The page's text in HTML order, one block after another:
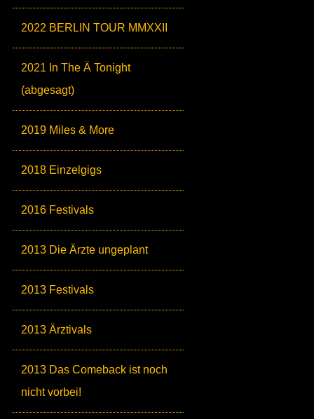
2022 BERLIN TOUR MMXXII
2021 In The Ä Tonight
(abgesagt)
2019 Miles & More
2018 Einzelgigs
2016 Festivals
2013 Die Ärzte ungeplant
2013 Festivals
2013 Ärztivals
2013 Das Comeback ist noch
nicht vorbei!